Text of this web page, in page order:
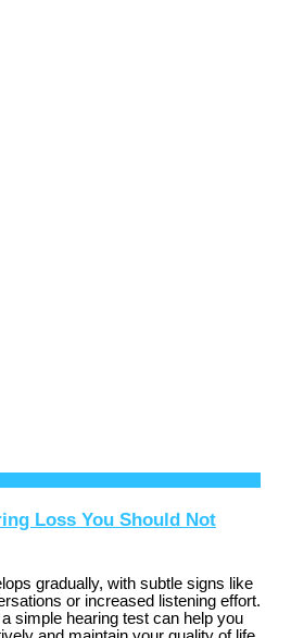
Loss You Should Not
gradually, with subtle signs like
or increased listening effort.
simple hearing test can help you